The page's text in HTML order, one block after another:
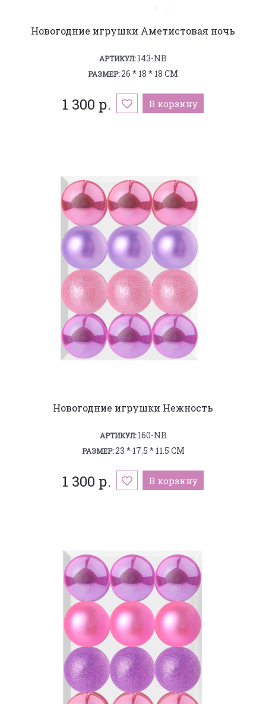
Новогодние игрушки Аметистовая ночь
АРТИКУЛ:143-NB
РАЗМЕР:26 * 18 * 18 СМ
1 300 р. В корзину
Новогодние игрушки Нежность
АРТИКУЛ:160-NB
РАЗМЕР:23 * 17.5 * 11.5 СМ
1 300 р. В корзину